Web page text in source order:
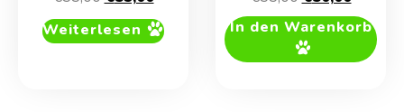
Preis
war:
Preis
ist:
Weiterlesen
Preis
war:
€55,00
Preis
€30,00.
In den Warenkorb